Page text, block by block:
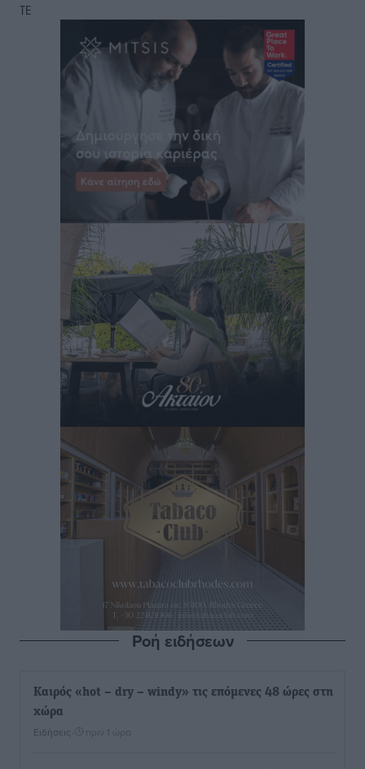
ΤΕ
Ροή ειδήσεων
Καιρός «hot – dry – windy» τις επόμενες 48 ώρες στη
χώρα
Ειδήσεις πριν 1 ώρα